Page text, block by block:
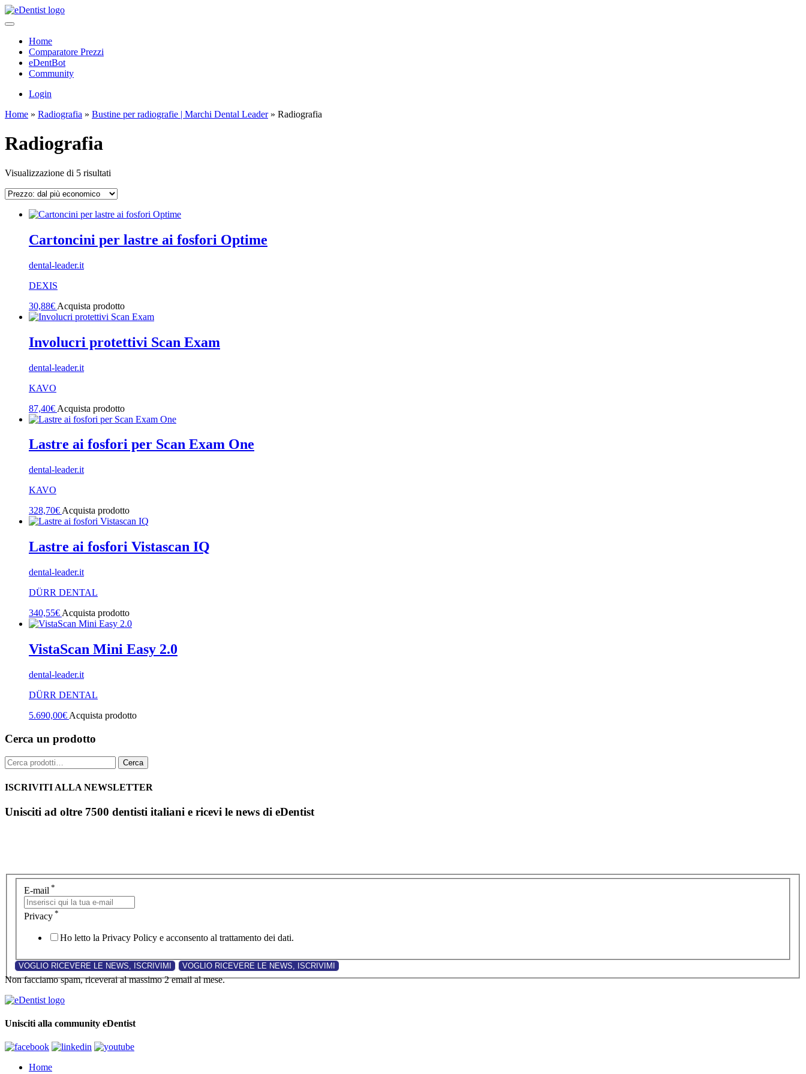
Home
Comparatore Prezzi
eDentBot
Community
Login
Home » Radiografia » Bustine per radiografie | Marchi Dental Leader» Radiografia
Radiografia
Visualizzazione di 5 risultati
più
Cartoncini per lastre ai fosfori Optime
dental-leader.it
DEXIS
30,88€ Acquista prodotto
Involucri protettivi Scan Exam
dental-leader.it
KAVO
87,40€ Acquista prodotto
Lastre ai fosfori per Scan Exam One
dental-leader.it
KAVO
328,70€ Acquista prodotto
Lastre ai fosfori Vistascan IQ
dental-leader.it
DÜRR DENTAL
340,55€ Acquista prodotto
VistaScan Mini Easy 2.0
dental-leader.it
DÜRR DENTAL
5.690,00€ Acquista prodotto
Cerca un prodotto
Cerca: Cerca
ISCRIVITI ALLA NEWSLETTER
Unisciti ad oltre 7500 dentisti italiani e ricevi le news di eDentist
E-mail *
Privacy *
Ho letto la Privacy Policy e acconsento al trattamento dei dati.
Non facciamo spam, riceverai al massimo 2 email al mese.
Unisciti alla community eDentist
Home